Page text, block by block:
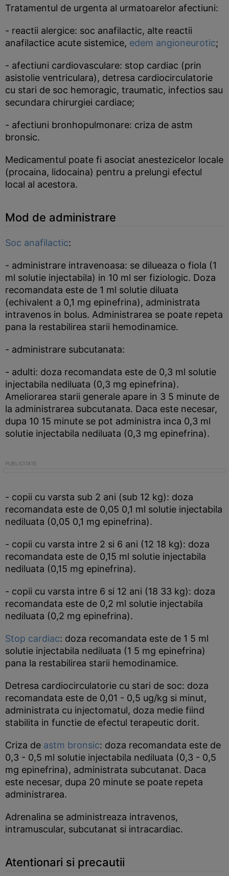
Tratamentul de urgenta al urmatoarelor afectiuni:
- reactii alergice: soc anafilactic, alte reactii
anafilactice acute sistemice, edem angioneurotic;
- afectiuni cardiovasculare: stop cardiac (prin
asistolie ventriculara), detresa cardiocirculatorie
cu stari de soc hemoragic, traumatic, infectios sau
secundara chirurgiei cardiace;
- afectiuni bronhopulmonare: criza de astm
bronsic.
Medicamentul poate fi asociat anestezicelor locale
(procaina, lidocaina) pentru a prelungi efectul
local al acestora.
Mod de administrare
Soc anafilactic:
- administrare intravenoasa: se dilueaza o fiola (1
ml solutie injectabila) in 10 ml ser fiziologic. Doza
recomandata este de 1 ml solutie diluata
(echivalent a 0,1 mg epinefrina), administrata
intravenos in bolus. Administrarea se poate repeta
pana la restabilirea starii hemodinamice.
- administrare subcutanata:
- adulti: doza recomandata este de 0,3 ml solutie
injectabila nediluata (0,3 mg epinefrina).
Ameliorarea starii generale apare in 3 5 minute de
la administrarea subcutanata. Daca este necesar,
dupa 10 15 minute se pot administra inca 0,3 ml
solutie injectabila nediluata (0,3 mg epinefrina).
- copii cu varsta sub 2 ani (sub 12 kg): doza
recomandata este de 0,05 0,1 ml solutie injectabila
nediluata (0,05 0,1 mg epinefrina).
- copii cu varsta intre 2 si 6 ani (12 18 kg): doza
recomandata este de 0,15 ml solutie injectabila
nediluata (0,15 mg epinefrina).
- copii cu varsta intre 6 si 12 ani (18 33 kg): doza
recomandata este de 0,2 ml solutie injectabila
nediluata (0,2 mg epinefrina).
Stop cardiac: doza recomandata este de 1 5 ml
solutie injectabila nediluata (1 5 mg epinefrina)
pana la restabilirea starii hemodinamice.
Detresa cardiocirculatorie cu stari de soc: doza
recomandata este de 0,01 - 0,5 ug/kg si minut,
administrata cu injectomatul, doza medie fiind
stabilita in functie de efectul terapeutic dorit.
Criza de astm bronsic: doza recomandata este de
0,3 - 0,5 ml solutie injectabila nediluata (0,3 - 0,5
mg epinefrina), administrata subcutanat. Daca
este necesar, dupa 20 minute se poate repeta
administrarea.
Adrenalina se administreaza intravenos,
intramuscular, subcutanat si intracardiac.
Atentionari si precautii